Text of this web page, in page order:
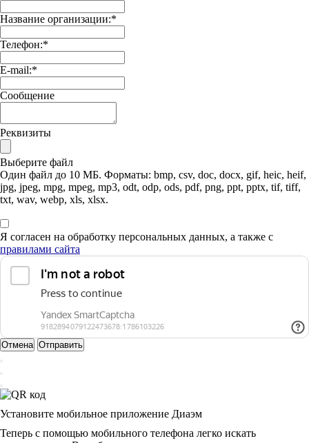
Название организации:*
Телефон:*
E-mail:*
Сообщение
Реквизиты
Выберите файл
Один файл до 10 МБ. Форматы: bmp, csv, doc, docx, gif, heic, heif,
jpg, jpeg, mpg, mpeg, mp3, odt, odp, ods, pdf, png, ppt, pptx, tif, tiff,
txt, wav, webp, xls, xlsx.
Я согласен на обработку персональных данных, а также с
правилами сайта
Отмена Отправить
Установите мобильное приложение Диаэм
Теперь с помощью мобильного телефона легко искать